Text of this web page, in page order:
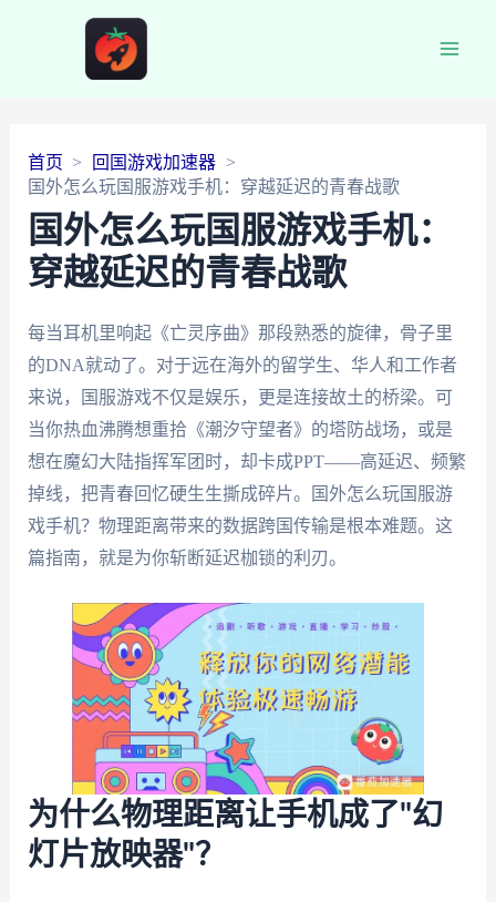
首页
回国游戏加速器
国外怎么玩国服游戏手机：穿越延迟的青春战歌
国外怎么玩国服游戏手机：
穿越延迟的青春战歌
每当耳机里响起《亡灵序曲》那段熟悉的旋律，骨子里
的DNA就动了。对于远在海外的留学生、华人和工作者
来说，国服游戏不仅是娱乐，更是连接故土的桥梁。可
当你热血沸腾想重拾《潮汐守望者》的塔防战场，或是
想在魔幻大陆指挥军团时，却卡成PPT——高延迟、频繁
掉线，把青春回忆硬生生撕成碎片。国外怎么玩国服游
戏手机？物理距离带来的数据跨国传输是根本难题。这
篇指南，就是为你斩断延迟枷锁的利刃。
为什么物理距离让手机成了"幻
灯片放映器"？